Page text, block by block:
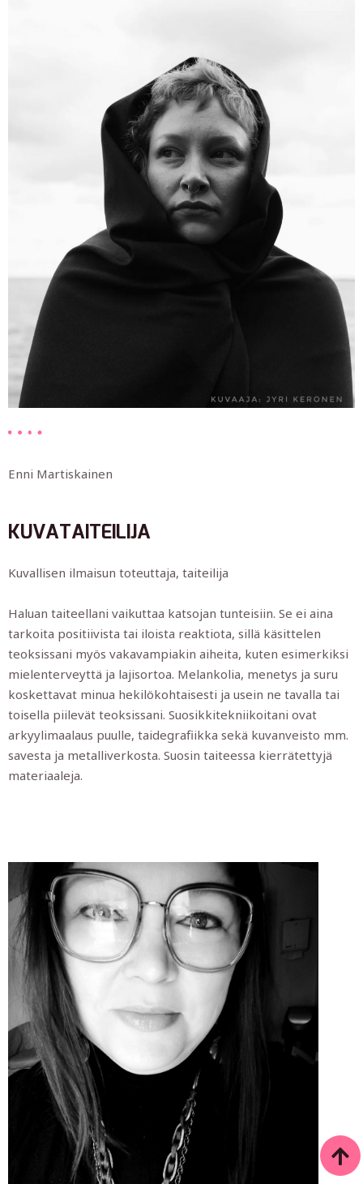
Enni Martiskainen
KUVATAITEILIJA
Kuvallisen ilmaisun toteuttaja, taiteilija
Haluan taiteellani vaikuttaa katsojan tunteisiin. Se ei aina
tarkoita positiivista tai iloista reaktiota, sillä käsittelen
teoksissani myös vakavampiakin aiheita, kuten esimerkiksi
mielenterveyttä ja lajisortoa. Melankolia, menetys ja suru
koskettavat minua hekilökohtaisesti ja usein ne tavalla tai
toisella piilevät teoksissani. Suosikkitekniikoitani ovat
arkyylimaalaus puulle, taidegrafiikka sekä kuvanveisto mm.
savesta ja metalliverkosta. Suosin taiteessa kierrätettyjä
materiaaleja.